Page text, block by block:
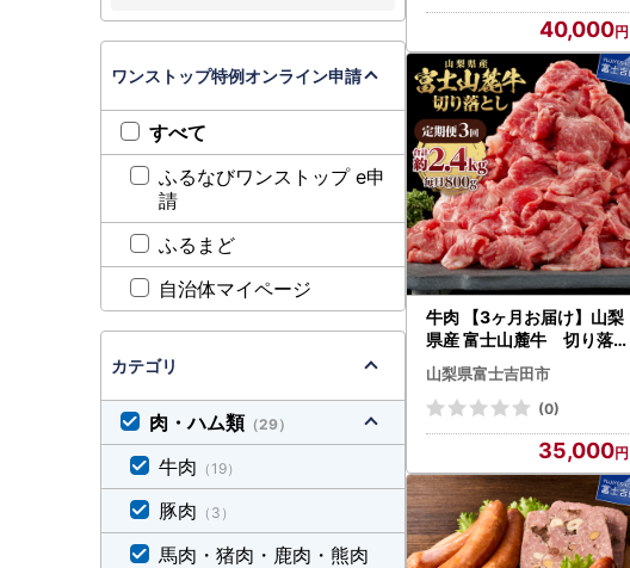
40,000
牛肉 【3ヶ月お届け】山梨
県産 富士山麓牛 切り落
とし 800g 定期便
山梨県富士吉田市
(0)
35,000
ワンストップ特例オンライン申請
すべて
ふるなびワンストップ e申
請
ふるまど
自治体マイページ
カテゴリ
肉・ハム類 （29）
牛肉 （19）
豚肉 （3）
馬肉・猪肉・鹿肉・熊肉